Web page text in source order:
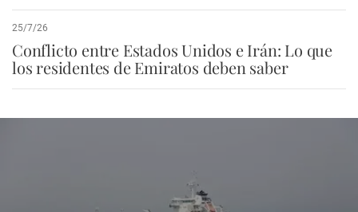
25/7/26
Conflicto entre Estados Unidos e Irán: Lo que
los residentes de Emiratos deben saber